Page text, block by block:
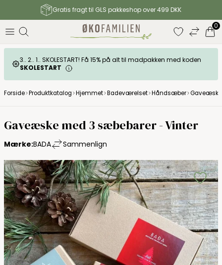
Gratis fragt til GLS pakkeshop over 499 DKK
0
3.. 2.. 1.. SKOLESTART! Få 15% på alt til madpakken med koden
SKOLESTART
Forside Produktkatalog Hjemmet Badeværelset Håndsæber
Gaveæske med 3 sæbebarer - Vinter
Mærke:BADA Sammenlign